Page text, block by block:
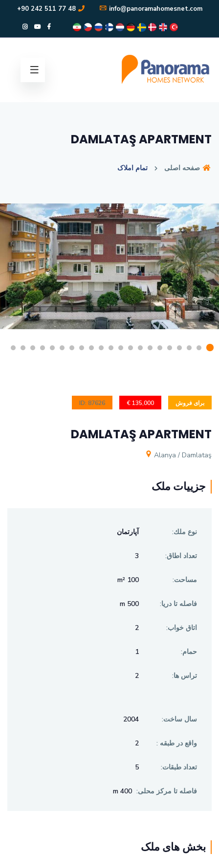
info@panoramahomesnet.com
48 77 511 242 90+
DAMLATAŞ APARTMENT
صفحه اصلی تمام املاک
برای فروش 135,000 €
ID: 87626
DAMLATAŞ APARTMENT
Alanya / Damlataş
جزيیات ملک
نوع ملك: آپارتمان
تعداد اطاق: 3
مساحت: 100 m²
فاصله تا دريا: 500 m
اتاق خواب: 2
حمام: 1
تراس ها: 2
سال ساخت: 2004
واقع در طبقه : 2
تعداد طبقات: 5
فاصله تا مرکز محلی: 400 m
بخش های ملک